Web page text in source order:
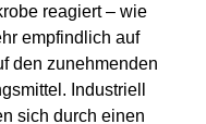
reagiert – wie
empfindlich auf
den zunehmenden
Industriell
sich durch einen